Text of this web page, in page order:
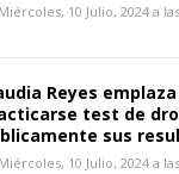
Miércoles, 10 Julio, 2024 a
Reyes
test de
sus
Miércoles, 10 Julio, 2024 a